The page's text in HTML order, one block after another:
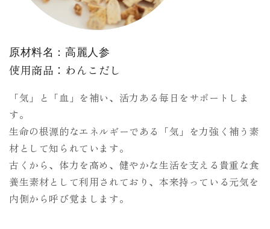
原材料名：高麗人参
使用商品：わんこだし
「気」と「血」を補い、活力ある毎日をサポートしま
す。
生命の根源的なエネルギーである「気」を力強く補う素
材として知られています。
古くから、体力を高め、健やかな生活を支える貴重な食
養生素材として利用されており、本来持っている元気を
内側から呼び覚まします。